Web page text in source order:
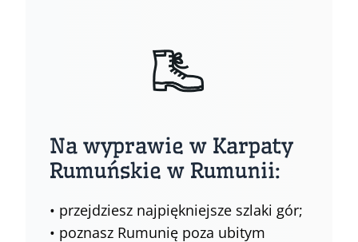
Na wyprawie w Karpaty
Rumuńskie w Rumunii:
• przejdziesz najpiękniejsze szlaki gór;
• poznasz Rumunię poza ubitym